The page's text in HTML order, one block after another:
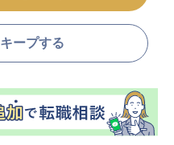
キープする